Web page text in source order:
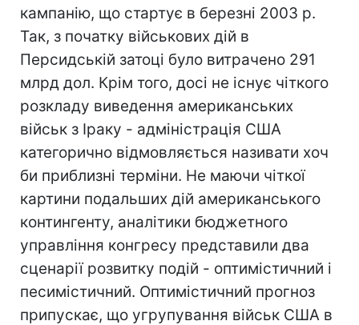
кампанію, що стартує в березні 2003 р.
Так, з початку військових дій в
Персидській затоці було витрачено 291
млрд дол. Крім того, досі не існує чіткого
розкладу виведення американських
військ з Іраку - адміністрація США
категорично відмовляється називати хоч
би приблизні терміни. Не маючи чіткої
картини подальших дій американського
контингенту, аналітики бюджетного
управління конгресу представили два
сценарії розвитку подій - оптимістичний і
песимістичний. Оптимістичний прогноз
припускає, що угрупування військ США в